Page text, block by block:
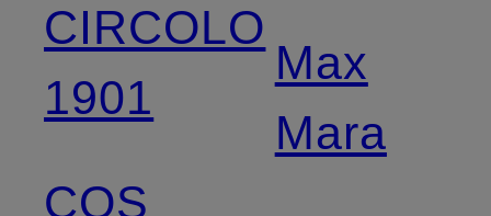
CIRCOLO
1901
COS
Max
Mara